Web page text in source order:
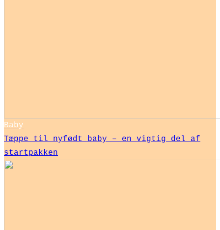
Baby
Tæppe til nyfødt baby – en vigtig del af
startpakken